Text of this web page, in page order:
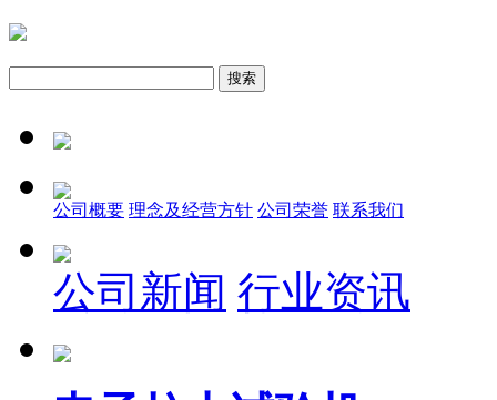
公司概要 理念及经营方针 公司荣誉 联系我们
公司新闻 行业资讯